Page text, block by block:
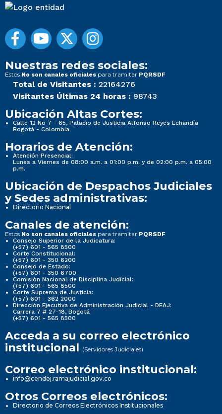
Nuestras redes sociales:
Estos No son canales oficiales para tramitar PQRSDF
Total de Visitantes : 22164276
Visitantes Últimas 24 horas : 98743
Ubicación Altas Cortes:
Calle 12 No 7 - 65, Palacio de Justicia Alfonso Reyes Echandía
Bogotá - Colombia
Horarios de Atención:
Atención Presencial:
Lunes a Viernes de 08:00 a.m. a 01:00 p.m. y de 02:00 p.m. a 05:00
p.m.
Ubicación de Despachos Judiciales
y Sedes administrativas:
Directorio Nacional
Canales de atención:
Estos No son canales oficiales para tramitar PQRSDF
Consejo Superior de la Judicatura:
(+57) 601 - 565 8500
Corte Constitucional:
(+57) 601 - 350 6200
Consejo de Estado:
(+57) 601 - 350 6700
Comisión Nacional de Disciplina Judicial:
(+57) 601 - 565 8500
Corte Suprema de Justicia:
(+57) 601 - 362 2000
Dirección Ejecutiva de Administración Judicial - DEAJ:
Carrera 7 # 27-18, Bogotá
(+57) 601 - 565 8500
Acceda a su correo electrónico
institucional (Servidores Judiciales)
Correo electrónico institucional:
info@cendoj.ramajudicial.gov.co
Otros Correos electrónicos:
Directorio de Correos Electrónicos Institucionales